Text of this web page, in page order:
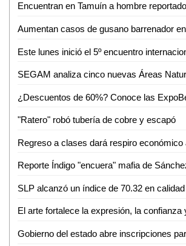
"Ratero" robó tubería de cobre y escapó